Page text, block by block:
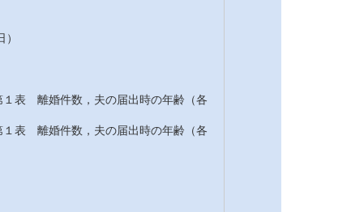
離婚件数，夫の届出時の年齢（各
離婚件数，夫の届出時の年齢（各